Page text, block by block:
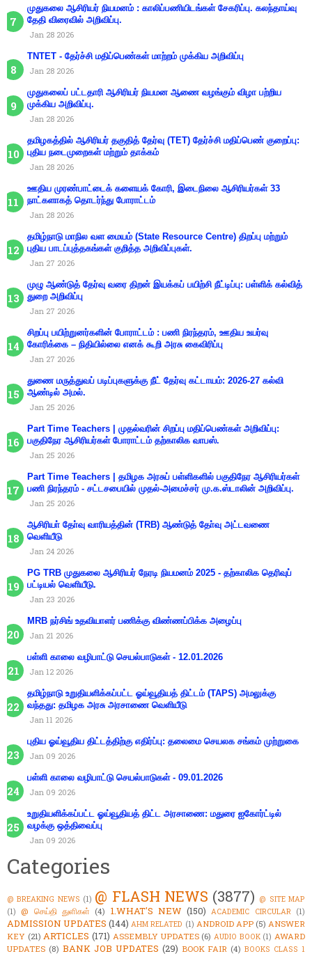
முதுகலை ஆசிரியர் நியமனம் : காலிப்பணியிடங்கள் சேகரிப்பு. கலந்தாய்வு
தேதி விரைவில் அறிவிப்பு.
Jan 28 2026
TNTET - தேர்ச்சி மதிப்பெண்கள் மாற்றம் முக்கிய அறிவிப்பு
Jan 28 2026
முதுகலைப் பட்டதாரி ஆசிரியர் நியமன ஆணை வழங்கும் விழா பற்றிய
முக்கிய அறிவிப்பு.
Jan 28 2026
தமிழகத்தில் ஆசிரியர் தகுதித் தேர்வு (TET) தேர்ச்சி மதிப்பெண் குறைப்பு:
புதிய நடைமுறைகள் மற்றும் தாக்கம்
Jan 28 2026
ஊதிய முரண்பாட்டைக் களையக் கோரி, இடைநிலை ஆசிரியர்கள் 33
நாட்களாகத் தொடர்ந்து போராட்டம்
Jan 28 2026
தமிழ்நாடு மாநில வள மையம் (State Resource Centre) திறப்பு மற்றும்
புதிய பாடப்புத்தகங்கள் குறித்த அறிவிப்புகள்.
Jan 27 2026
முழு ஆண்டுத் தேர்வு வரை திறன் இயக்கப் பயிற்சி நீட்டிப்பு: பள்ளிக் கல்வித்
துறை அறிவிப்பு
Jan 27 2026
சிறப்பு பயிற்றுனர்களின் போராட்டம் : பணி நிரந்தரம், ஊதிய உயர்வு
கோரிக்கை – நிதியில்லை எனக் கூறி அரசு கைவிரிப்பு
Jan 27 2026
துணை மருத்துவப் படிப்புகளுக்கு நீட் தேர்வு கட்டாயம்: 2026-27 கல்வி
ஆண்டில் அமல்.
Jan 25 2026
Part Time Teachers | முதல்வரின் சிறப்பு மதிப்பெண்கள் அறிவிப்பு:
பகுதிநேர ஆசிரியர்கள் போராட்டம் தற்காலிக வாபஸ்.
Jan 25 2026
Part Time Teachers | தமிழக அரசுப் பள்ளிகளில் பகுதிநேர ஆசிரியர்கள்
பணி நிரந்தரம் - சட்டசபையில் முதல்-அமைச்சர் மு.க.ஸ்டாலின் அறிவிப்பு.
Jan 25 2026
ஆசிரியா் தோ்வு வாரியத்தின் (TRB) ஆண்டுத் தோ்வு அட்டவணை
வெளியீடு
Jan 24 2026
PG TRB முதுகலை ஆசிரியர் நேரடி நியமனம் 2025 - தற்காலிக தெரிவுப்
பட்டியல் வெளியீடு.
Jan 23 2026
MRB நர்சிங் உதவியாளர் பணிக்கு விண்ணப்பிக்க அழைப்பு
Jan 21 2026
பள்ளி காலை வழிபாட்டு செயல்பாடுகள் - 12.01.2026
Jan 12 2026
தமிழ்நாடு உறுதியளிக்கப்பட்ட ஓய்வூதியத் திட்டம் (TAPS) அமலுக்கு
வந்தது: தமிழக அரசு அரசாணை வெளியீடு
Jan 11 2026
புதிய ஓய்வூதிய திட்டத்திற்கு எதிர்ப்பு: தலைமை செயலக சங்கம் முற்றுகை
Jan 09 2026
பள்ளி காலை வழிபாட்டு செயல்பாடுகள் - 09.01.2026
Jan 09 2026
உறுதியளிக்கப்பட்ட ஓய்வூதியத் திட்ட அரசாணை: மதுரை ஐகோர்ட்டில்
வழக்கு ஒத்திவைப்பு
Jan 09 2026
Categories
@ BREAKING NEWS (1) @ FLASH NEWS (3877) @ SITE MAP
(1) @ செய்தி துளிகள் (4) 1.WHAT'S NEW (150) ACADEMIC CIRCULAR (1)
ADMISSION UPDATES (144) AHM RELATED (1) ANDROID APP (5) ANSWER
KEY (21) ARTICLES (171) ASSEMBLY UPDATES (6) AUDIO BOOK (1) AWARD
UPDATES (8) BANK JOB UPDATES (29) BOOK FAIR (4) BOOKS CLASS 1